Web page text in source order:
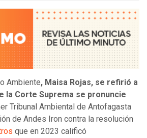
Ambiente, Maisa Rojas, se refirió a
la Corte Suprema se pronuncie
Tribunal Ambiental de Antofagasta
de Andes Iron contra la resolución
que en 2023 calificó